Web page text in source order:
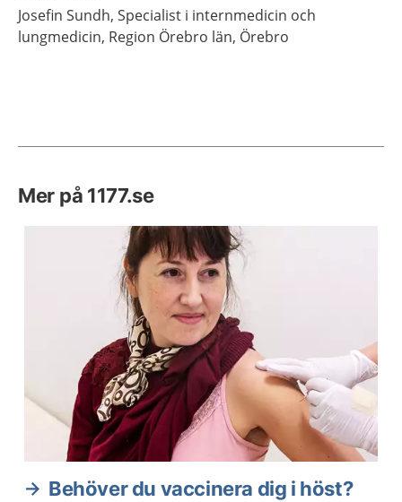
Josefin Sundh, Specialist i internmedicin och
lungmedicin, Region Örebro län, Örebro
Mer på 1177.se
Behöver du vaccinera dig i höst?